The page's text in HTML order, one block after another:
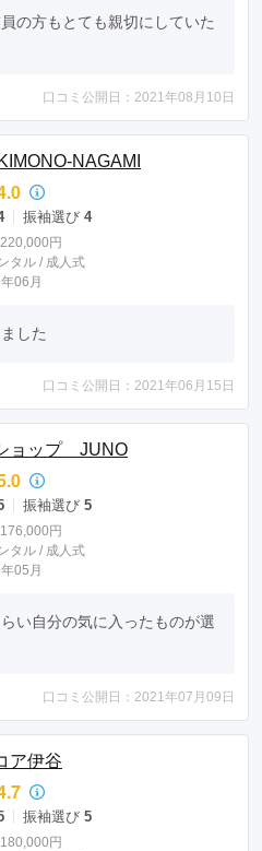
の方もとても親切にしていた
口コミ公開日：2021年08月10日
振袖選び 4
円
タル / 成人式
06月
した
口コミ公開日：2021年06月15日
ョップ JUNO
振袖選び 5
円
タル / 成人式
05月
い自分の気に入ったものが選
口コミ公開日：2021年07月09日
ア伊谷
振袖選び 5
円